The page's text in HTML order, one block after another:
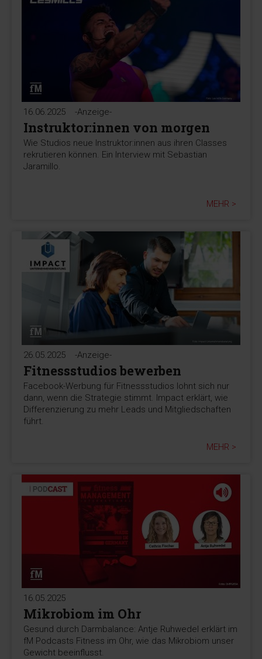
16.06.2025 -Anzeige-
Instruktor:innen von morgen
Wie Studios neue Instruktor:innen aus ihren Classes
rekrutieren können. Ein Interview mit Sebastian
Jaramillo.
MEHR >
26.05.2025 -Anzeige-
Fitnessstudios bewerben
Facebook-Werbung für Fitnessstudios lohnt sich nur
dann, wenn die Strategie stimmt. Impact erklärt, wie
Differenzierung zu mehr Leads und Mitgliedschaften
führt.
MEHR >
16.05.2025
Mikrobiom im Ohr
Gesund durch Darmbalance: Antje Ruhwedel erklärt im
fM Podcasts Fitness im Ohr, wie das Mikrobiom unser
Gewicht beeinflusst.